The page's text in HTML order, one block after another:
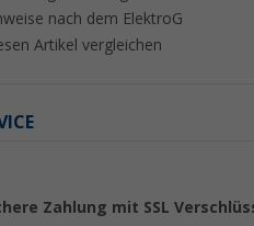
nach dem ElektroG
Artikel vergleichen
Zahlung mit SSL
(Länge 7 m)